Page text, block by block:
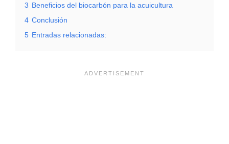
3 Beneficios del biocarbón para la acuicultura
4 Conclusión
5 Entradas relacionadas: